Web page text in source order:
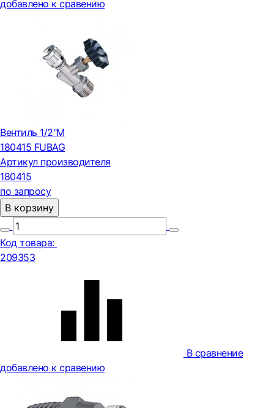
добавлено к сравению
Вентиль 1/2"М
180415 FUBAG
Артикул производителя
180415
по запросу
В корзину
Код товара:
209353
В сравнение
добавлено к сравению